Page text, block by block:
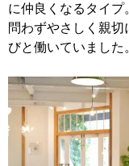
に仲良くなるタイ
問わずやさしく親
びと働いていました